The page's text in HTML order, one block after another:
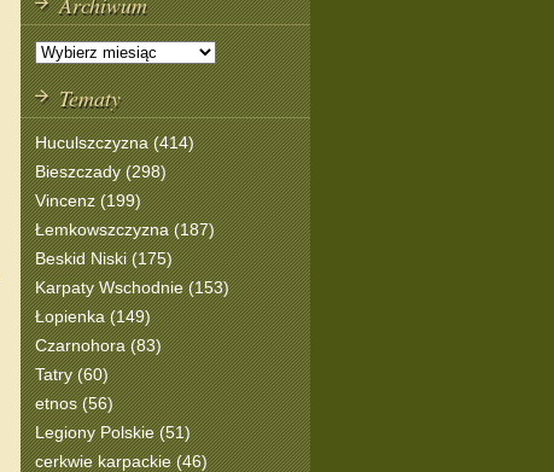
Tematy
Huculszczyzna (414)
Bieszczady (298)
Vincenz (199)
Łemkowszczyzna (187)
Beskid Niski (175)
Karpaty Wschodnie (153)
Łopienka (149)
Czarnohora (83)
Tatry (60)
etnos (56)
Legiony Polskie (51)
cerkwie karpackie (46)